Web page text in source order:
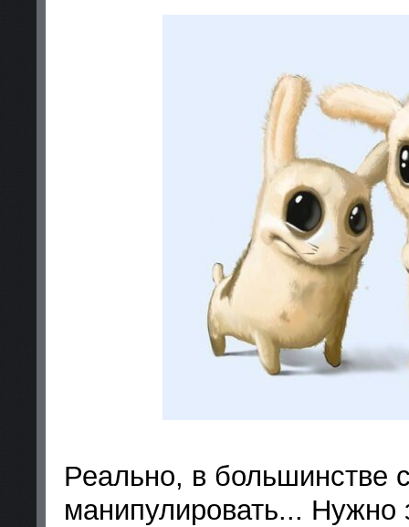
Реально, в большинстве
манипулировать...